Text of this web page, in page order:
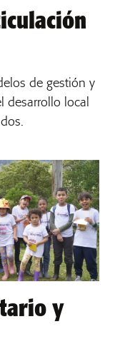
de gestión y
desarrollo local
y